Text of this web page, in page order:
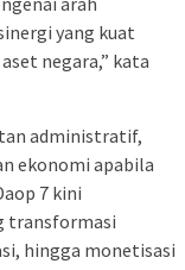
yang kuat
negara,” kata
administratif,
ekonomi apabila
7 kini
transformasi
hingga monetisasi